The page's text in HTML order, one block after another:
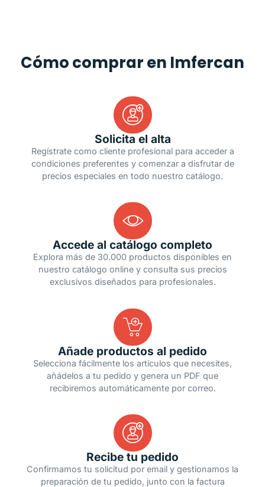
Cómo comprar en Imfercan
Solicita el alta
Regístrate como cliente profesional para acceder a
condiciones preferentes y comenzar a disfrutar de
precios especiales en todo nuestro catálogo.
Accede al catálogo completo
Explora más de 30.000 productos disponibles en
nuestro catálogo online y consulta sus precios
exclusivos diseñados para profesionales.
Añade productos al pedido
Selecciona fácilmente los artículos que necesites,
añádelos a tu pedido y genera un PDF que
recibiremos automáticamente por correo.
Recibe tu pedido
Confirmamos tu solicitud por email y gestionamos la
preparación de tu pedido, junto con la factura